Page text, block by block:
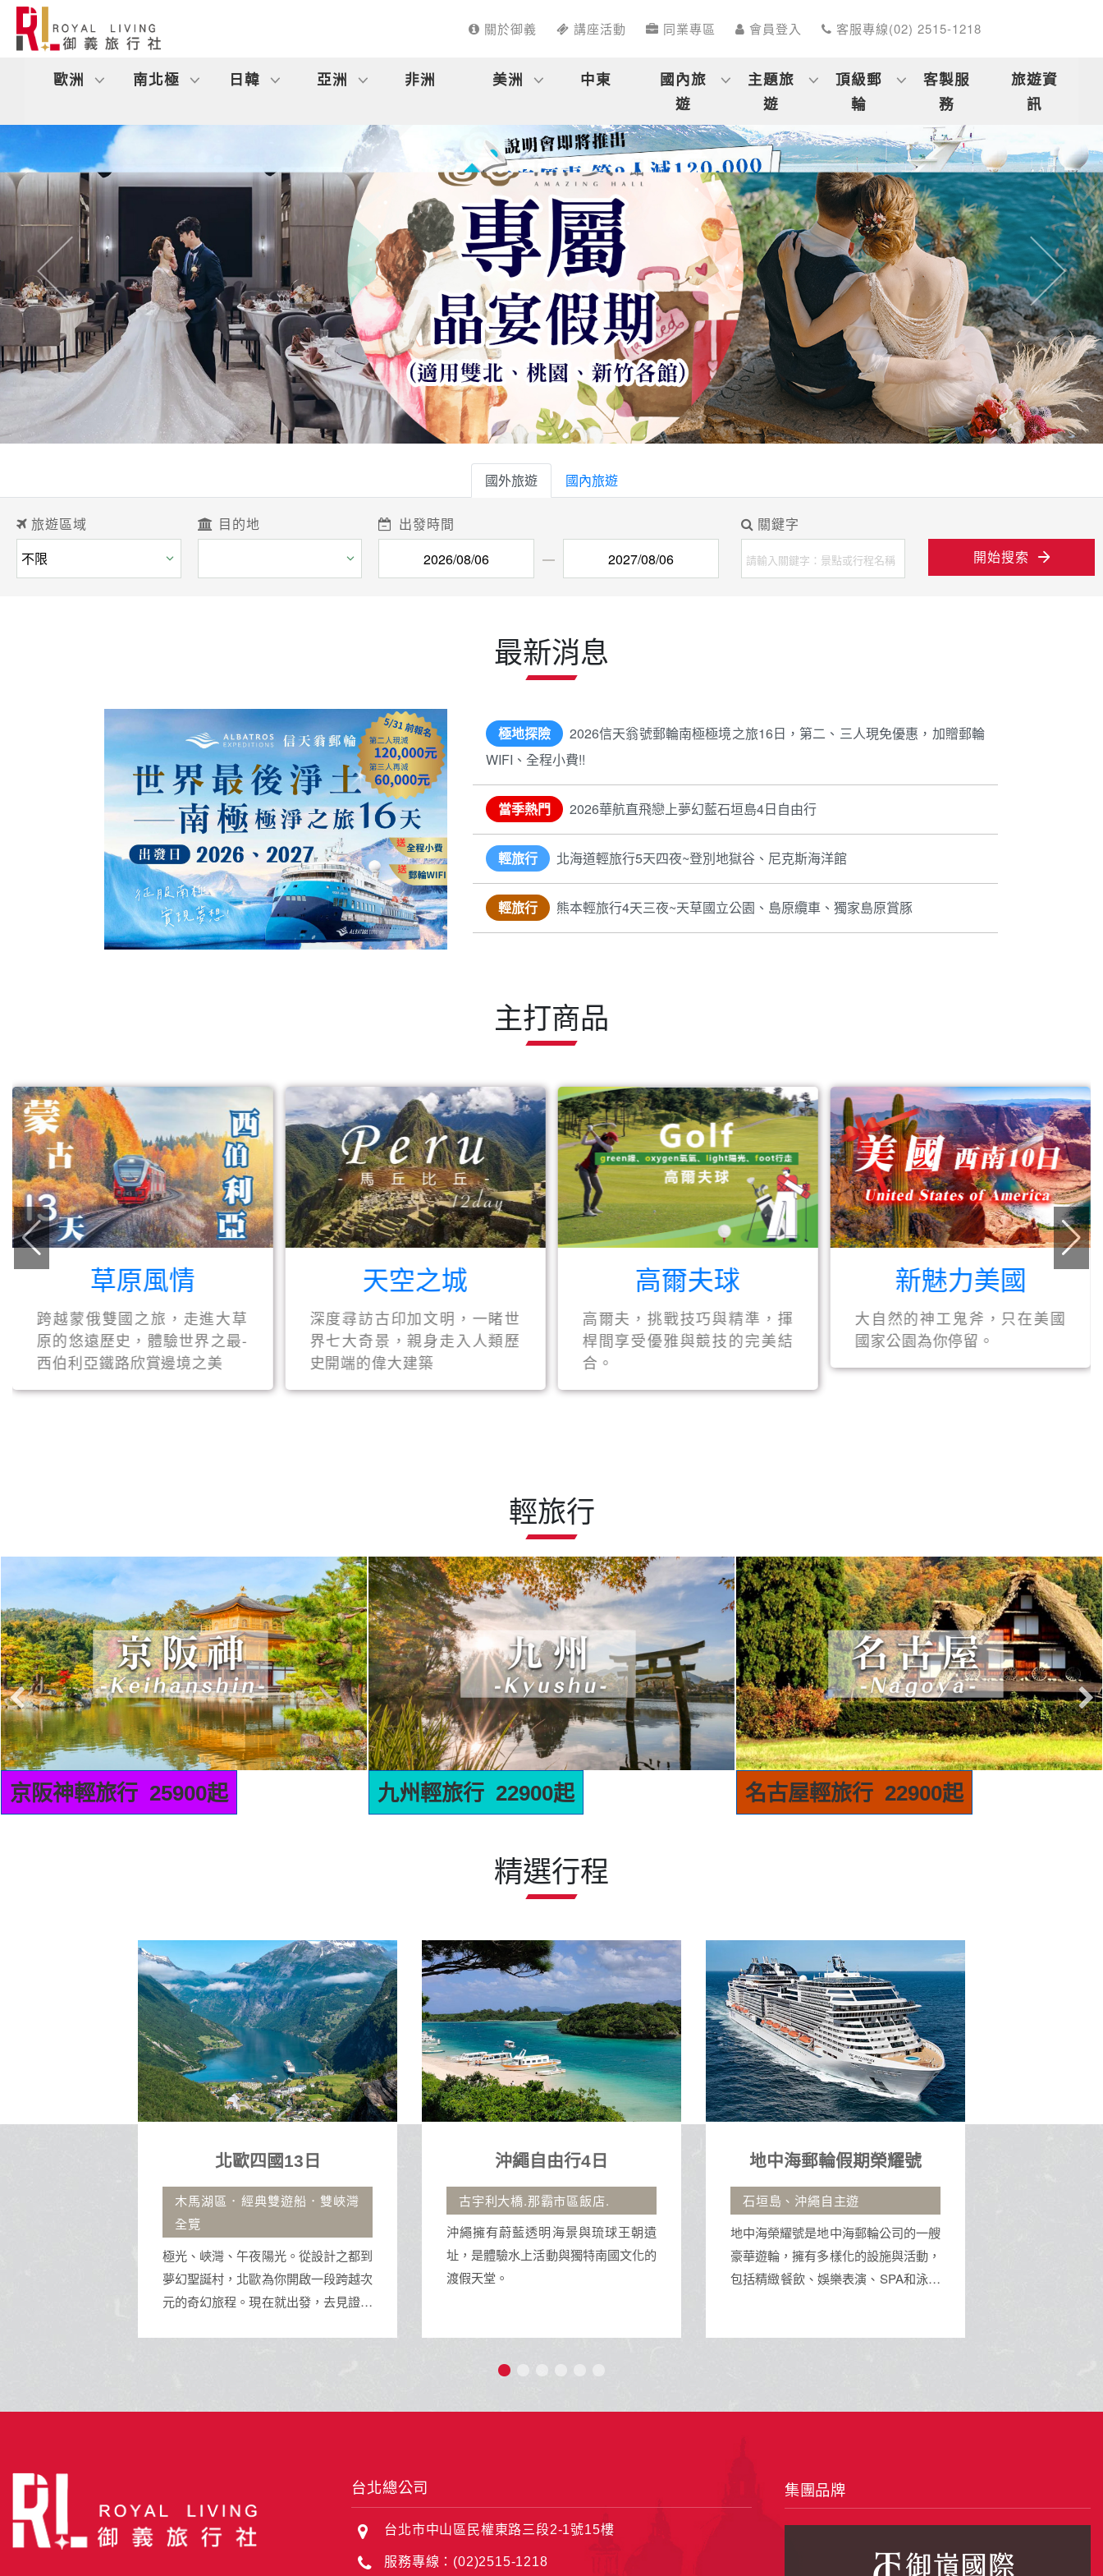
關於御義 講座活動 同業專區 會員登入 客服專線(02) 2515-1218
歐洲 南北極 日韓 亞洲 非洲 美洲 中東
國內旅
遊
主題旅
遊
頂級郵
輪
客製服
務
旅遊資
訊
往後
國外旅遊 國內旅遊
旅遊區域 目的地 出發時間 關鍵字
開始搜索
最新消息
極地探險
2026信天翁號郵輪南極極境之旅16日，第二、三人現免優惠，加贈郵輪
WIFI、全程小費!!
當季熱門 2026華航直飛戀上夢幻藍石垣島4日自由行
輕旅行 北海道輕旅行5天四夜~登別地獄谷、尼克斯海洋館
輕旅行 熊本輕旅行4天三夜~天草國立公園、島原纜車、獨家島原賞豚
主打商品
草原風情
蒙俄雙國之旅，走進大草
悠遠歷史，體驗世界之最-
利亞鐵路欣賞邊境之美
天空之城
深度尋訪古印加文明，一睹世
界七大奇景，親身走入人類歷
史開端的偉大建築
高爾夫球
高爾夫，挑戰技巧與精準，揮
桿間享受優雅與競技的完美結
新魅力美國
大自然的神工鬼斧，只在美國
國家公園為你停留。
輕旅行
九州輕旅行 22900起 名古屋輕旅行 22900起 首爾輕旅行 15900起
精選行程
沖繩自由行4日
古宇利大橋.那霸市區飯店.
沖繩擁有蔚藍透明海景與琉球王朝遺
址，是體驗水上活動與獨特南國文化的
渡假天堂。
地中海郵輪假期榮耀號
石垣島、沖繩自主遊
地中海榮耀號是地中海郵輪公司的一艘
豪華遊輪，擁有多樣化的設施與活動，
包括精緻餐飲、娛樂表演、SPA和泳池
峴港５日
無購物站、印象會安秀、巴拿山
佛手
峴港是越南中部的港口城市，以美溪沙
灘、巴拿山佛手大橋及古老的神聖五行
台北總公司
台北市中山區民權東路三段2-1號15樓
服務專線：(02)2515-1218
集團品牌